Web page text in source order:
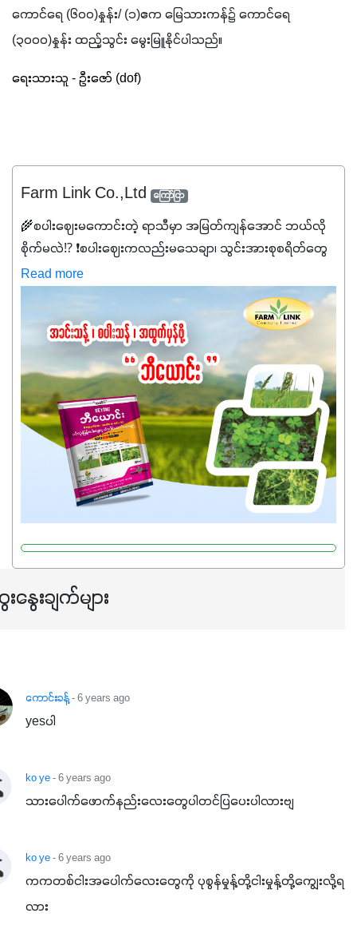
ကောင်ရေ (၆၀၀)နှုန်း/ (၁)
(၃၀၀၀)နှုန်း ထည့်သွင်း မွေးမြူနိုင်ပါသည်။
ရေးသားသူ - ဦးဇော် (dof)
Farm Link Co.,Ltd ကြော်ငြာ
🌾စပါးဈေးမကောင်းတဲ့ ရာသီမှာ အမြတ်ကျန်အောင် ဘယ်လို
စိုက်မလဲ⁉️ ❗စပါးဈေးကလည်းမသေချာ၊ သွင်းအားစုစရိတ်တွေ
ကလည်း တက်နေတဲ့ဒီလိုအချိန်မှာ သွင်းအားစုဖိုးကို လျှော့ချပြီး
အထွက်နှုန်းကို ထိန်းထားနိုင်မှ ဦးကြီးတို့ အဆင်ပြေမှာနော် ✔️ဒါ
ကြောင့် ကိုယ်သုံးသမျှ ကိုယ့်အတွက်အကျိုးရစေမယ့်
အရည်အသွေးစိတ်ချရတဲ့ သွင်းအားစုပစ္စည်းတွေကိုပဲ ရွေးချယ်
သုံးသင့်ပါတယ်။
Read more
နွေးချက်များ
ကောင်းခန့်- 6 years ago
yesပါ
ko ye- 6 years ago
သားပေါက်ဖောက်နည်းလေးတွေပါတင်ပြပေးပါလားဗျ
ko ye- 6 years ago
ကကတစ်ငါးအပေါက်လေးတွေကို ပုစွန်မှုန့်တို့ငါးမှုန့်တို့ကျွေးလို့ရ
လား